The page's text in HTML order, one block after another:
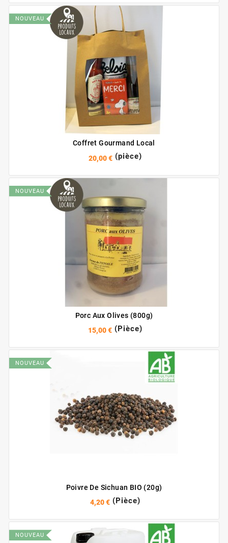
NOUVEAU
Coffret Gourmand Local
20,00 € (pièce)
NOUVEAU
Porc Aux Olives (800g)
15,00 € (Pièce)
NOUVEAU
Poivre De Sichuan BIO (20g)
4,20 € (Pièce)
NOUVEAU